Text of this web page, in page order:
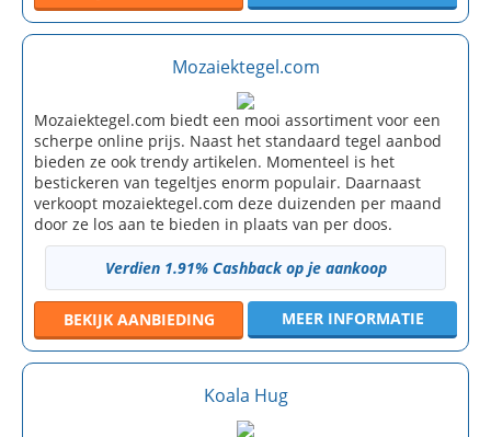
Mozaiektegel.com
Mozaiektegel.com biedt een mooi assortiment voor een
scherpe online prijs. Naast het standaard tegel aanbod
bieden ze ook trendy artikelen. Momenteel is het
bestickeren van tegeltjes enorm populair. Daarnaast
verkoopt mozaiektegel.com deze duizenden per maand
door ze los aan te bieden in plaats van per doos.
Verdien 1.91% Cashback op je aankoop
BEKIJK AANBIEDING MEER INFORMATIE
Koala Hug